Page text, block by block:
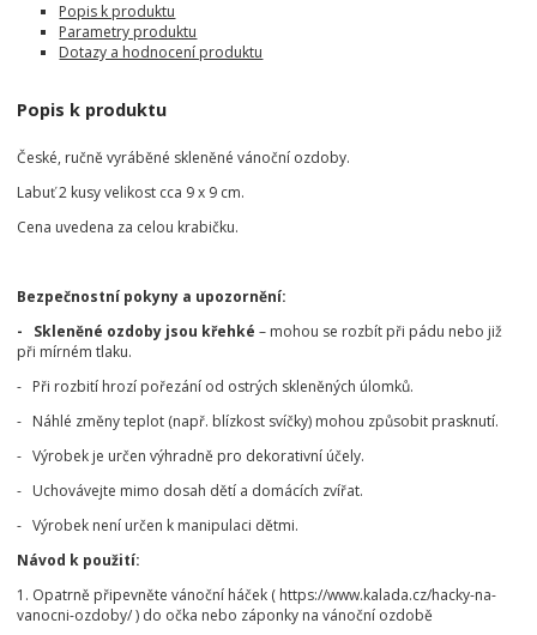
Popis k produktu
Parametry produktu
Dotazy a hodnocení produktu
Popis k produktu
České, ručně vyráběné skleněné vánoční ozdoby.
Labuť 2 kusy velikost cca 9 x 9 cm.
Cena uvedena za celou krabičku.
Bezpečnostní pokyny a upozornění:
- Skleněné ozdoby jsou křehké – mohou se rozbít při pádu nebo již
při mírném tlaku.
- Při rozbití hrozí pořezání od ostrých skleněných úlomků.
- Náhlé změny teplot (např. blízkost svíčky) mohou způsobit prasknutí.
- Výrobek je určen výhradně pro dekorativní účely.
- Uchovávejte mimo dosah dětí a domácích zvířat.
- Výrobek není určen k manipulaci dětmi.
Návod k použití:
1. Opatrně připevněte vánoční háček ( https://www.kalada.cz/hacky-na-
vanocni-ozdoby/ ) do očka nebo záponky na vánoční ozdobě